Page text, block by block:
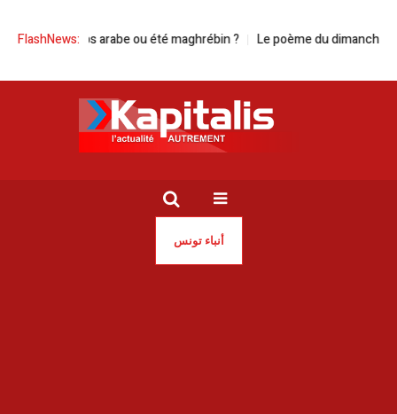
FlashNews:arabe ou été maghrébin ? Le poème du dimanche | ‘‘La
أنباء تونس